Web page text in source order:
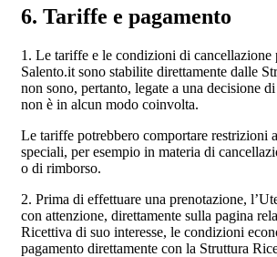
6. Tariffe e pagamento
1. Le tariffe e le condizioni di cancellazione
Salento.it sono stabilite direttamente dalle
non sono, pertanto, legate a una decisione
non è in alcun modo coinvolta.
Le tariffe potrebbero comportare restrizioni
speciali, per esempio in materia di
o di rimborso.
2. Prima di effettuare una prenotazione,
con attenzione, direttamente sulla pagina
Ricettiva di suo interesse, le condizioni
pagamento direttamente con la Struttura